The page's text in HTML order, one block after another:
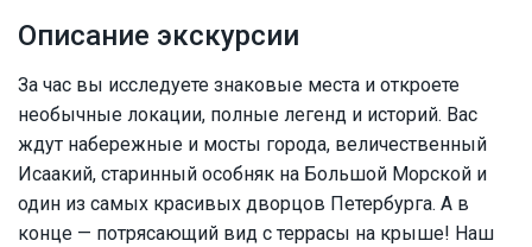
Описание экскурсии
За час вы исследуете знаковые места и откроете
необычные локации, полные легенд и историй. Вас
ждут набережные и мосты города, величественный
Исаакий, старинный особняк на Большой Морской и
один из самых красивых дворцов Петербурга. А в
конце — потрясающий вид с террасы на крыше! Наш